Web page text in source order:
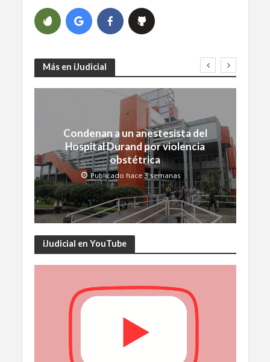
Más en iJudicial
Condenan a un anestesista del
Hospital Durand por violencia
obstétrica
Publicado hace 3 semanas
iJudicial en YouTube